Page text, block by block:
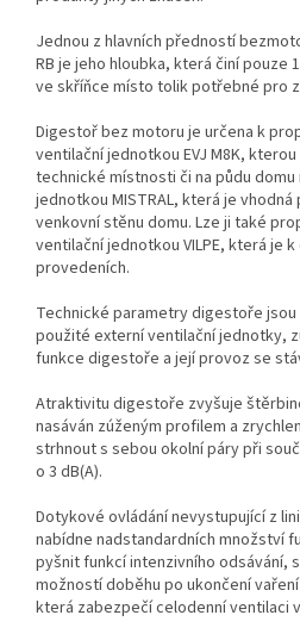
Jednou z hlavních předností
RB je jeho hloubka, která činí pouze
ve skříňce místo tolik potřebné pro
Digestoř bez motoru je určena k
ventilační jednotkou EVJ M8K,
technické místnosti či na půdu
jednotkou MISTRAL, která je
venkovní stěnu domu. Lze ji také
ventilační jednotkou VILPE, která je
provedeních.
Technické parametry digestoře
použité externí ventilační jednotky,
funkce digestoře a její provoz se
Atraktivitu digestoře zvyšuje
nasáván zúženým profilem a
strhnout s sebou okolní páry při
o 3 dB(A).
Dotykové ovládání nevystupující z
nabídne nadstandardních množství
pyšnit funkcí intenzivního odsávání,
možností doběhu po ukončení
která zabezpečí celodenní ventilaci